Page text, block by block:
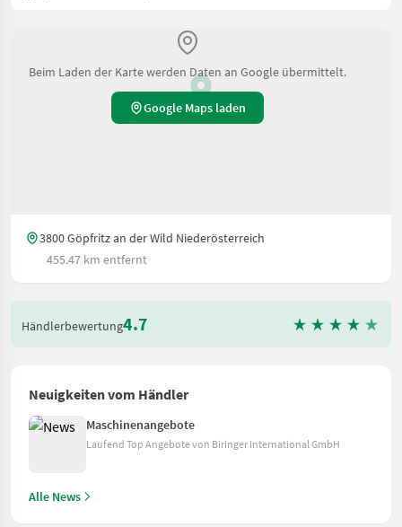
Beim Laden der Karte werden Daten an Google übermittelt.
Google Maps laden
3800 Göpfritz an der Wild Niederösterreich
455.47 km entfernt
Händlerbewertung4.7
Neuigkeiten vom Händler
Maschinenangebote
Laufend Top Angebote von Biringer International GmbH
Alle News